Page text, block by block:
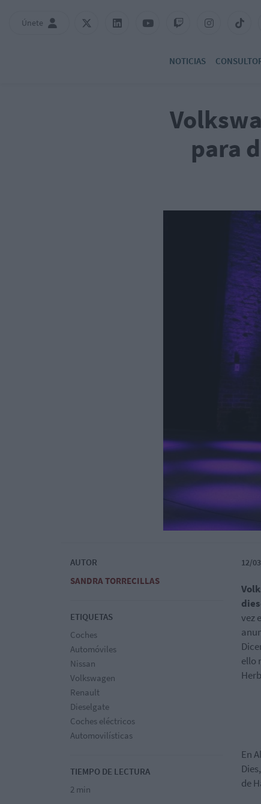
Únete
NOTICIAS
para
AUTOR
SANDRA TORRECILLAS
ETIQUETAS
Coches
Automóviles
Nissan
Volkswagen
Renault
Dieselgate
Coches eléctricos
Automovilísticas
TIEMPO DE LECTURA
2 min
12/
vez
ello
En
de